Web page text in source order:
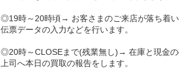
◎19時～20時頃→ お客さまのご来店が落ち着い
伝票データの入力などを行います。
◎20時～CLOSEまで(残業無し)→ 在庫と現金の
上司へ本日の買取の報告をします。